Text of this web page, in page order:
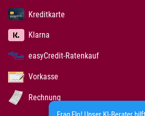
Kreditkarte
Klarna
easyCredit-Ratenkauf
Vorkasse
Rechnung